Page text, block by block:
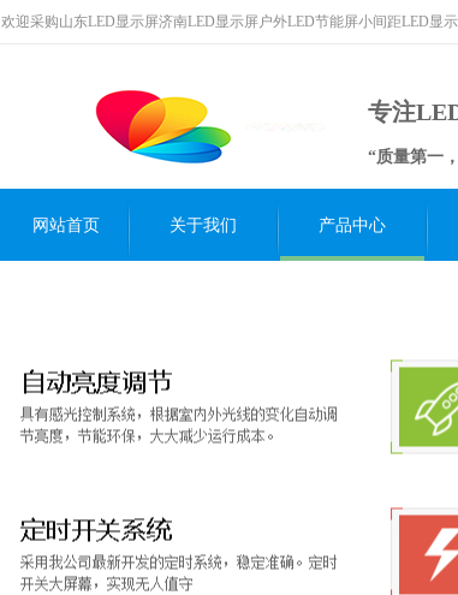
欢迎采购山东LED显示屏济南LED显示屏户外LED节能屏小间距LED显
专注
“质量第一
网站首页 关于我们 产品中心